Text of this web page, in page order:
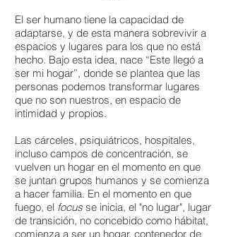
El ser humano tiene la capacidad de
adaptarse, y de esta manera sobrevivir a
espacios y lugares para los que no está
hecho. Bajo esta idea, nace “Este llegó a
ser mi hogar”, donde se plantea que las
personas podemos transformar lugares
que no son nuestros, en espacio de
intimidad y propios.
Las cárceles, psiquiátricos, hospitales,
incluso campos de concentración, se
vuelven un hogar en el momento en que
se juntan grupos humanos y se comienza
a hacer familia. En el momento en que
fuego, el focus se inicia, el "no lugar", lugar
de transición, no concebido como hábitat,
comienza a ser un hogar, contenedor de